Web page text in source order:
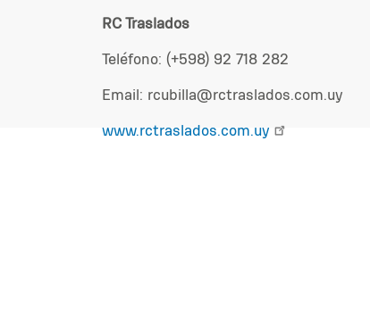
RC Traslados
Teléfono: (+598) 92 718 282
Email: rcubilla@rctraslados.com.uy
www.rctraslados.com.uy